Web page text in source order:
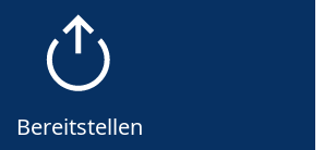
Bereitstellen